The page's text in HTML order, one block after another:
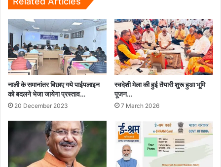
नाली के समानांतर बिछाए गये पाईपलाइन
को बदलने भेजा जायेगा प्रस्ताव…
20 December 2023
स्वदेशी मेला की हुई तैयारी शुरू हुआ भूमि
पूजन…
7 March 2026